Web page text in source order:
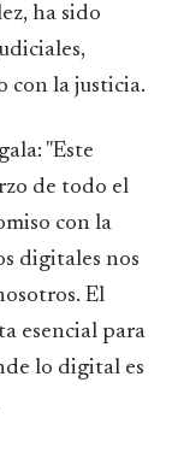
ha sido
con la justicia.
"Este
de todo el
con la
digitales nos
El
esencial para
lo digital es